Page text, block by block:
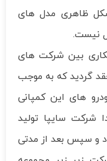
ظاهری مدل های
نیست.
همکاری بین شرکت های
گردید که به موجب
های این کمپانی
شرکت سایپا تولید
و سپس بعد از مدتی